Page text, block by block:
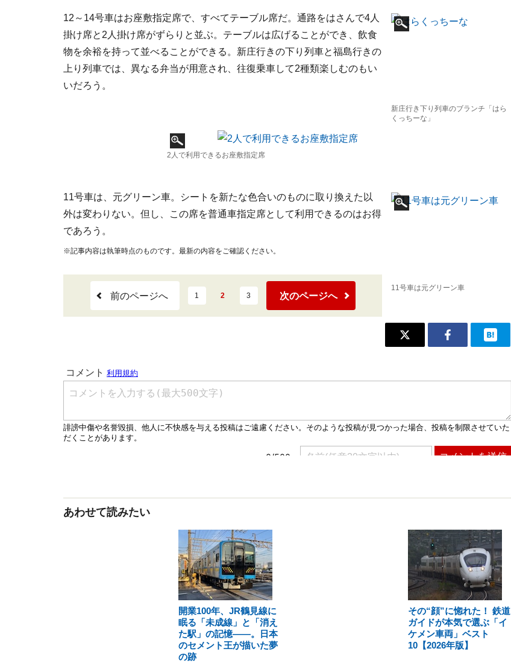
新庄行き下り列車のブランチ「はら
くっちーな」
12～14号車はお座敷指定席で、すべてテーブル席だ。通路をはさんで4人
掛け席と2人掛け席がずらりと並ぶ。テーブルは広げることができ、飲食
物を余裕を持って並べることができる。新庄行きの下り列車と福島行きの
上り列車では、異なる弁当が用意され、往復乗車して2種類楽しむのもい
いだろう。
2人で利用できるお座敷指定席
11号車は元グリーン車
11号車は、元グリーン車。シートを新たな色合いのものに取り換えた以
外は変わりない。但し、この席を普通車指定席として利用できるのはお得
であろう。
※記事内容は執筆時点のものです。最新の内容をご確認ください。
前のページへ 1 2 3 次のページへ
あわせて読みたい
開業100年、JR鶴見線に
眠る「未成線」と「消え
た駅」の記憶――。日本
のセメント王が描いた夢
の跡
その“顔”に惚れた！ 鉄道
ガイドが本気で選ぶ「イ
ケメン車両」ベスト
10【2026年版】